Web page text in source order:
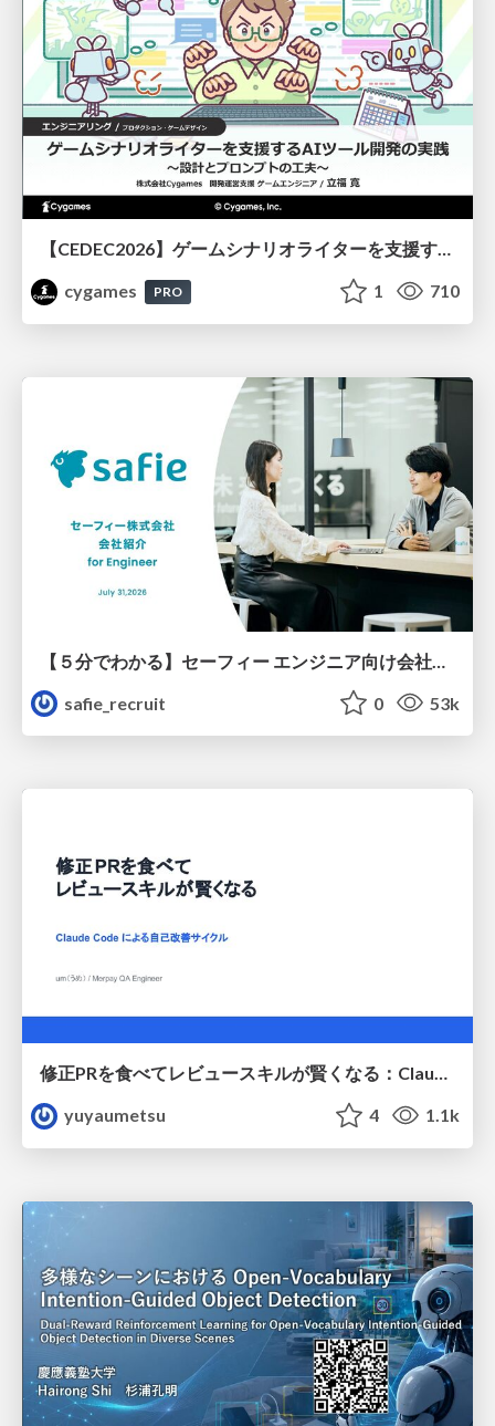
【CEDEC2026】ゲームシナリオライターを支援するAIツール開発の実践 ― 設計とプロンプトの工夫 ―
cygames
PRO 1 710
safie_recruit
0 53k
修正PRを食べてレビュースキルが賢くなる：Claude Codeによる自己改善サイクル
yuyaumetsu
4 1.1k